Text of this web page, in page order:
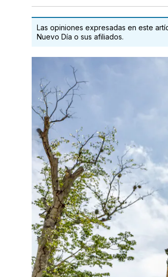
Las opiniones expresadas en este
Nuevo Día o sus afiliados.